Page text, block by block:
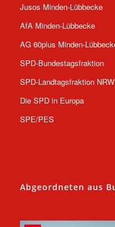
Jusos Minden-Lübbecke
AfA Minden-Lübbecke
AG 60plus Minden-
SPD-Bundestagsfraktion
SPD-Landtagsfraktion NRW
Die SPD in Europa
SPE/PES
Abgeordneten aus